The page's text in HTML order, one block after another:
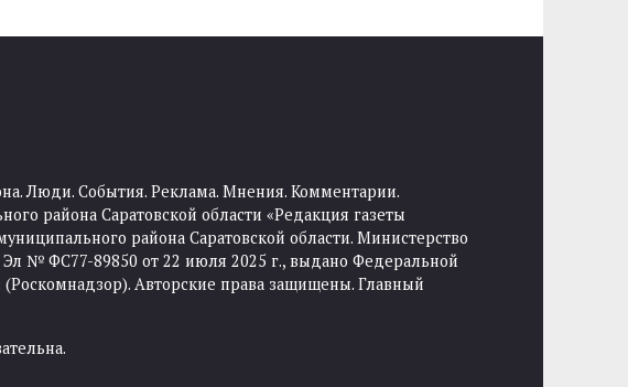
Люди. События. Реклама. Мнения. Комментарии.
района Саратовской области «Редакция газеты
района Саратовской области. Министерство
№ ФС77-89850 от 22 июля 2025 г., выдано Федеральной
Авторские права защищены. Главный